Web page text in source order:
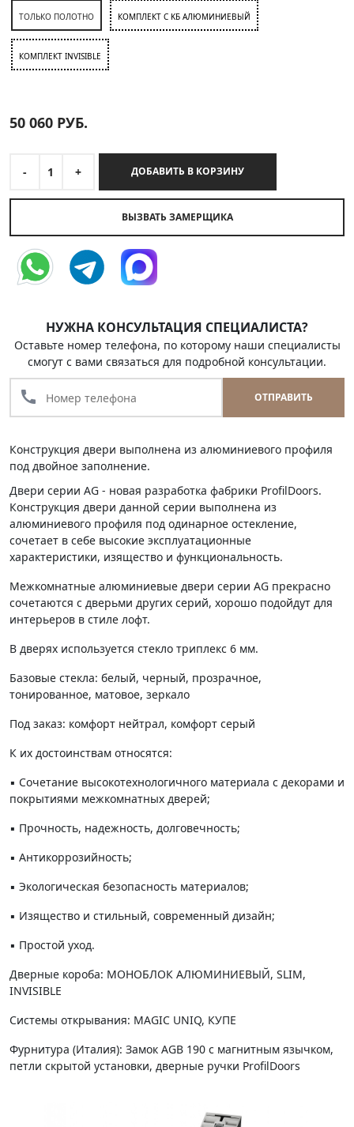
ТОЛЬКО ПОЛОТНО КОМПЛЕКТ C KБ АЛЮМИНИЕВЫЙ
КОМПЛЕКТ INVISIBLE
50 060 РУБ.
- 1 + ДОБАВИТЬ В КОРЗИНУ
ВЫЗВАТЬ ЗАМЕРЩИКА
НУЖНА КОНСУЛЬТАЦИЯ СПЕЦИАЛИСТА?
Оставьте номер телефона, по которому наши специалисты
смогут с вами связаться для подробной консультации.
call ОТПРАВИТЬ
Конструкция двери выполнена из алюминиевого профиля
под двойное заполнение.
Двери серии AG - новая разработка фабрики ProfilDoors.
Конструкция двери данной серии выполнена из
алюминиевого профиля под одинарное остекление,
сочетает в себе высокие эксплуатационные
характеристики, изящество и функциональность.
Межкомнатные алюминиевые двери серии AG прекрасно
сочетаются с дверьми других серий, хорошо подойдут для
интерьеров в стиле лофт.
В дверях используется стекло триплекс 6 мм.
Базовые стекла: белый, черный, прозрачное,
тонированное, матовое, зеркало
Под заказ: комфорт нейтрал, комфорт серый
К их достоинствам относятся:
▪️ Сочетание высокотехнологичного материала с декорами и
покрытиями межкомнатных дверей;
▪️ Прочность, надежность, долговечность;
▪️ Антикоррозийность;
▪️ Экологическая безопасность материалов;
▪️ Изящество и стильный, современный дизайн;
▪️ Простой уход.
Дверные короба: МОНОБЛОК АЛЮМИНИЕВЫЙ, SLIM,
INVISIBLE
Системы открывания: MAGIC UNIQ, КУПЕ
Фурнитура (Италия): Замок AGB 190 с магнитным язычком,
петли скрытой установки, дверные ручки ProfilDoors